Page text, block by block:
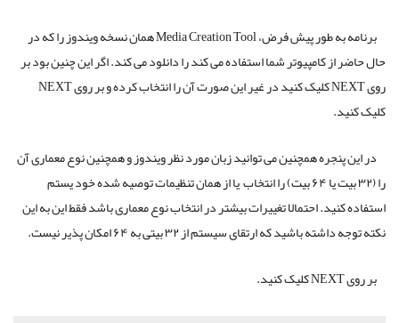
برنامه به طور پیش فرض، Media Creation Tool همان نسخه ویندوز را که در
حال حاضر از کامپیوتر شما استفاده می کند را دانلود می کند. اگر این چنین بود بر
روی NEXT کلیک کنید در غیر این صورت آن را انتخاب کرده و بر روی NEXT
کلیک کنید.
در این پنجره همچنین می توانید زبان مورد نظر ویندوز و همچنین نوع معماری آن
را (۳۲ بیت یا ۶۴ بیت) را انتخاب یا از همان تنظیمات توصیه شده خود یستم
استفاده کنید. احتمالا تغییرات بیشتر در انتخاب نوع معماری باشد فقط این به این
نکته توجه داشته باشید که ارتقای سیستم از ۳۲ بیتی به ۶۴ امکان پذیر نیست.
بر روی NEXT کلیک کنید.